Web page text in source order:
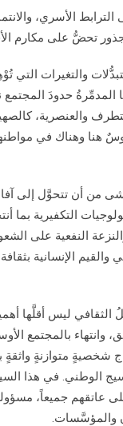
الأسري،
تحضُّ على مكارم
والتغيرات التي
المدمِّرةُ حدودَ
والعنصرية،
هنا وهناك في
من أن تتحوَّل إلى
التكفيرية بما
النفعية على
والقيم الإنسانية بثقافة
ليس أقلَّها
وانتهاء بالمجتمع
شخصيةٍ متوازنةٍ واثقةٍ
الوطني. في هذا
عاتقهم جميعاً،
والمؤسَّسات.